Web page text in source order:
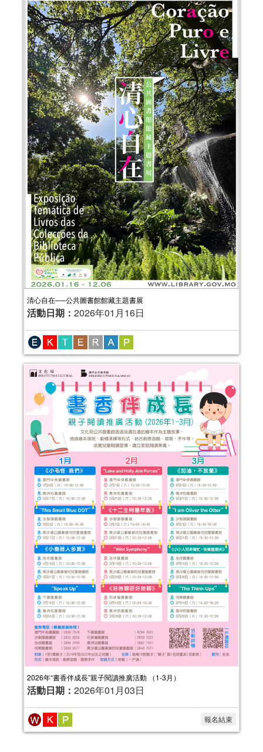
清心自在──公共圖書館館藏主題書展
活動日期： 2026年01月16日
2026年“書香伴成長”親子閱讀推廣活動 （1-3月）
活動日期： 2026年01月03日
報名結束